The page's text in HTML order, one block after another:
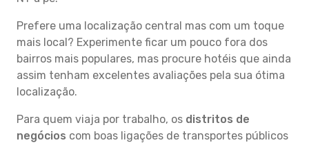
Prefere uma localização central mas com um toque
mais local? Experimente ficar um pouco fora dos
bairros mais populares, mas procure hotéis que ainda
assim tenham excelentes avaliações pela sua ótima
localização.
Para quem viaja por trabalho, os distritos de
negócios com boas ligações de transportes públicos